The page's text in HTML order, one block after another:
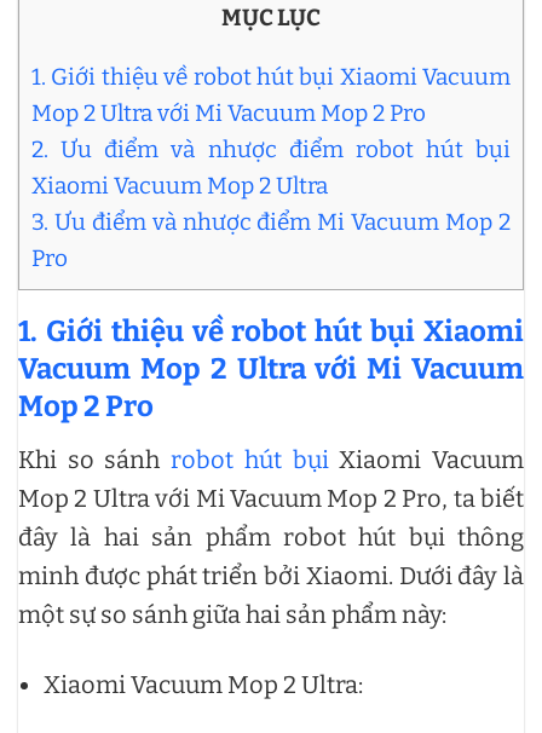
MỤC LỤC
1. Giới thiệu về robot hút bụi Xiaomi Vacuum
Mop 2 Ultra với Mi Vacuum Mop 2 Pro
2. Ưu điểm và nhược điểm robot hút bụi
Xiaomi Vacuum Mop 2 Ultra
3. Ưu điểm và nhược điểm Mi Vacuum Mop 2
Pro
1. Giới thiệu về robot hút bụi Xiaomi
Vacuum Mop 2 Ultra với Mi Vacuum
Mop 2 Pro
Khi so sánhrobot hút bụiXiaomi Vacuum
Mop 2 Ultra với Mi Vacuum Mop 2 Pro, ta biết
đây là hai sản phẩm robot hút bụi thông
minh được phát triển bởi Xiaomi. Dưới đây là
một sự so sánh giữa hai sản phẩm này:
Xiaomi Vacuum Mop 2 Ultra: